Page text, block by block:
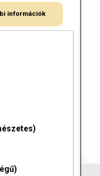
információk